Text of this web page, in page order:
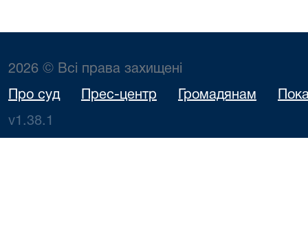
2026 © Всі права захищені
Про суд Прес-центр Громадянам
v1.38.1